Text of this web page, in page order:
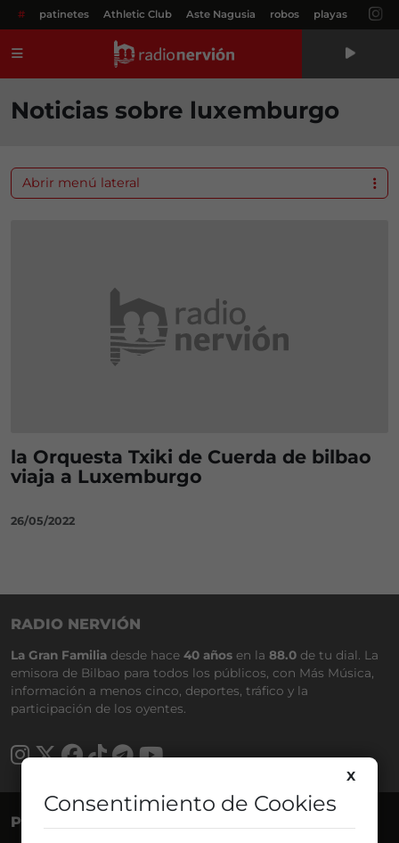
# patinetes Athletic Club Aste Nagusia robos playas
Noticias sobre luxemburgo
la Orquesta Txiki de Cuerda de bilbao
viaja a Luxemburgo
26/05/2022
Abrir menú lateral
RADIO NERVIÓN
La Gran Familia desde hace 40 años en la 88.0 de tu dial. La
emisora de Bilbao para todos los públicos, con Más Música,
información a menos cinco, deportes, tráfico y la
participación de los oyentes.
PROGRAMAS
X
Consentimiento de Cookies